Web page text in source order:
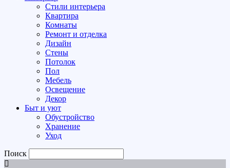
Стили интерьера
Квартира
Комнаты
Ремонт и отделка
Дизайн
Стены
Потолок
Пол
Мебель
Освещение
Декор
Быт и уют
Обустройство
Хранение
Уход
Поиск